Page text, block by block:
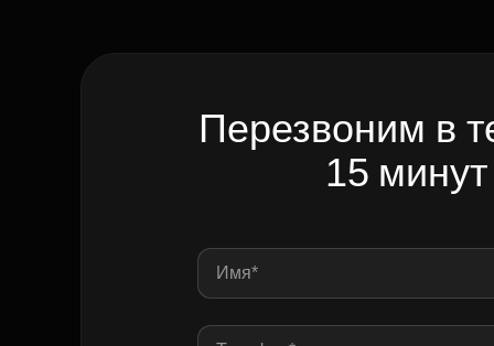
Перезвоним в
15 минут